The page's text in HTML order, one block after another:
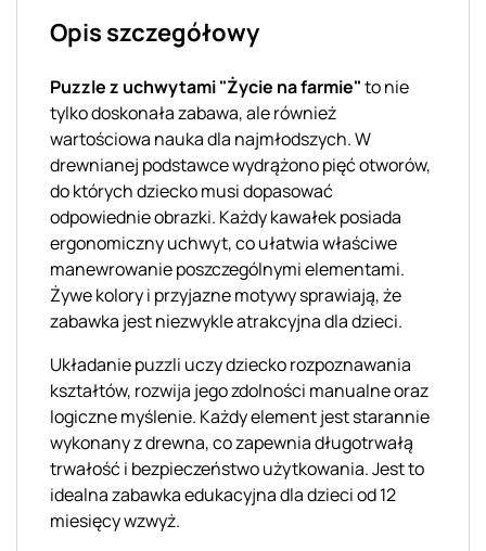
Opis szczegółowy
Puzzle z uchwytami "Życie na farmie"to nie
tylko doskonała zabawa, ale również
wartościowa nauka dla najmłodszych. W
drewnianej podstawce wydrążono pięć otworów,
do których dziecko musi dopasować
odpowiednie obrazki. Każdy kawałek posiada
ergonomiczny uchwyt, co ułatwia właściwe
manewrowanie poszczególnymi elementami.
Żywe kolory i przyjazne motywy sprawiają, że
zabawka jest niezwykle atrakcyjna dla dzieci.
Układanie puzzli uczy dziecko rozpoznawania
kształtów, rozwija jego zdolności manualne oraz
logiczne myślenie. Każdy element jest starannie
wykonany z drewna, co zapewnia długotrwałą
trwałość i bezpieczeństwo użytkowania. Jest to
idealna zabawka edukacyjna dla dzieci od 12
miesięcy wzwyż.